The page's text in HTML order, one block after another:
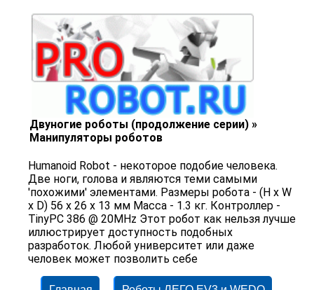
Двуногие роботы (продолжение серии) »
Манипуляторы роботов
Humanoid Robot - некоторое подобие человека.
Две ноги, голова и являются теми самыми
'похожими' элементами. Размеры робота - (H x W
x D) 56 x 26 x 13 мм Масса - 1.3 кг. Контроллер -
TinyPC 386 @ 20MHz Этот робот как нельзя лучше
иллюстрирует доступность подобных
разработок. Любой университет или даже
человек может позволить себе